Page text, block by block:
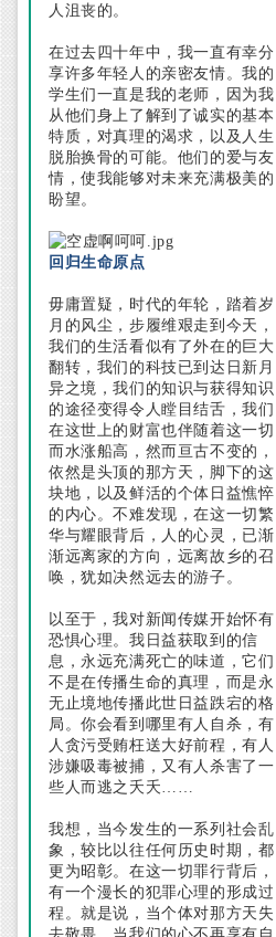
人沮丧的。
在过去四十年中，我一直有幸分
享许多年轻人的亲密友情。我的
学生们一直是我的老师，因为我
从他们身上了解到了诚实的基本
特质，对真理的渴求，以及人生
脱胎换骨的可能。他们的爱与友
情，使我能够对未来充满极美的
盼望。
回归生命原点
毋庸置疑，时代的年轮，踏着岁
月的风尘，步履维艰走到今天，
我们的生活看似有了外在的巨大
翻转，我们的科技已到达日新月
异之境，我们的知识与获得知识
的途径变得令人瞠目结舌，我们
在这世上的财富也伴随着这一切
而水涨船高，然而亘古不变的，
依然是头顶的那方天，脚下的这
块地，以及鲜活的个体日益憔悴
的内心。不难发现，在这一切繁
华与耀眼背后，人的心灵，已渐
渐远离家的方向，远离故乡的召
唤，犹如决然远去的游子。
以至于，我对新闻传媒开始怀有
恐惧心理。我日益获取到的信
息，永远充满死亡的味道，它们
不是在传播生命的真理，而是永
无止境地传播此世日益跌宕的格
局。你会看到哪里有人自杀，有
人贪污受贿枉送大好前程，有人
涉嫌吸毒被捕，又有人杀害了一
些人而逃之夭夭……
我想，当今发生的一系列社会乱
象，较比以往任何历史时期，都
更为昭彰。在这一切罪行背后，
有一个漫长的犯罪心理的形成过
程。就是说，当个体对那方天失